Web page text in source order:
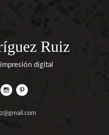
Ruiz
digital